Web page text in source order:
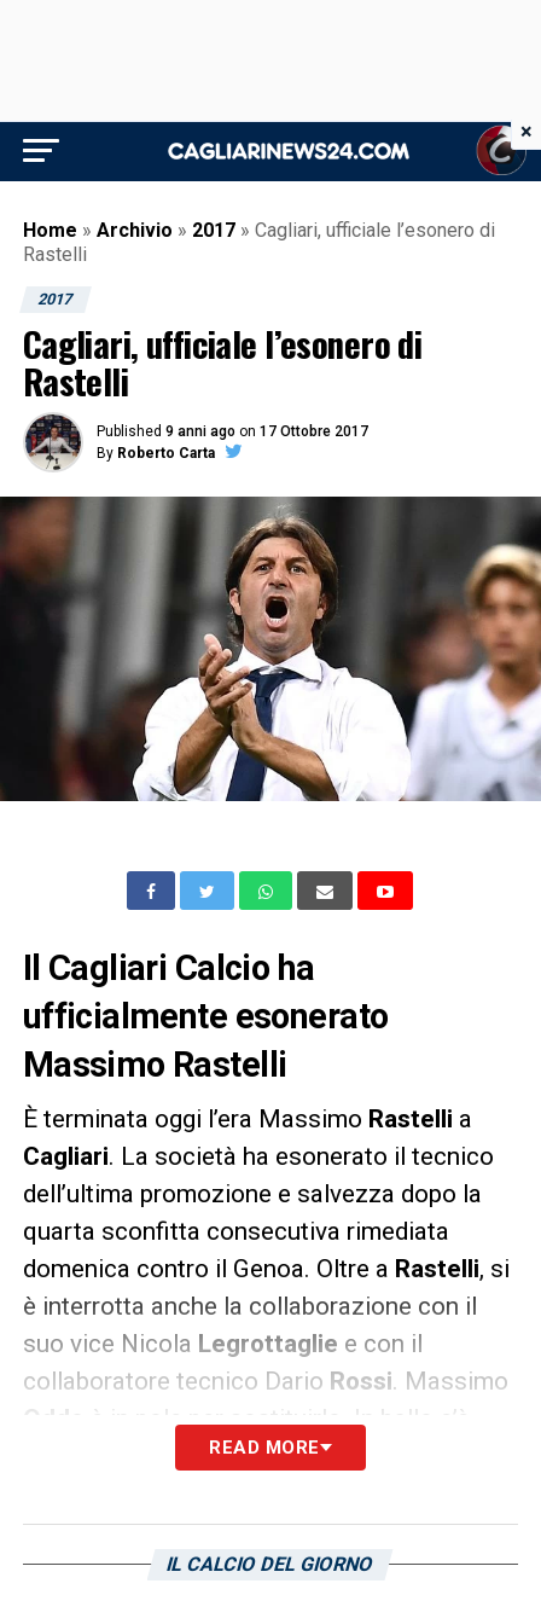
Home » Archivio » 2017 » Cagliari, ufficiale l’esonero di
Rastelli
2017
Cagliari, ufficiale l’esonero di
Rastelli
Published 9 anni ago on 17 Ottobre 2017
By Roberto Carta
Il Cagliari Calcio ha
ufficialmente esonerato
Massimo Rastelli
È terminata oggi l’era Massimo Rastelli a
Cagliari. La società ha esonerato il tecnico
dell’ultima promozione e salvezza dopo la
quarta sconfitta consecutiva rimediata
domenica contro il Genoa. Oltre a Rastelli, si
è interrotta anche la collaborazione con il
suo vice Nicola Legrottaglie e con il
collaboratore tecnico Dario Rossi. Massimo
Oddo
è in pole per sostituirlo. In ballo c’è
anche il nome di GiuseppeIachini
IL COMUNICATO –Questo il comunicato
pubblicato sul sito ufficiale del Cagliari
READ MORE
IL CALCIO DEL GIORNO
×